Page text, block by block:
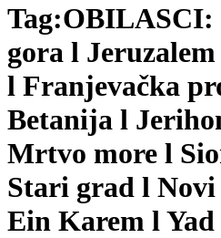
Tag:OBILASCI:
gora l
l Franjevačka
Betanija l
Mrtvo more l
Stari grad l
Ein Karem l Yad